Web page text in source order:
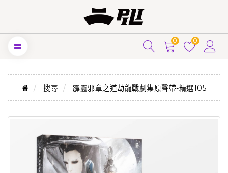
0 0
搜尋 霹靂邪章之道劫龍戰劇集原聲帶-精選105